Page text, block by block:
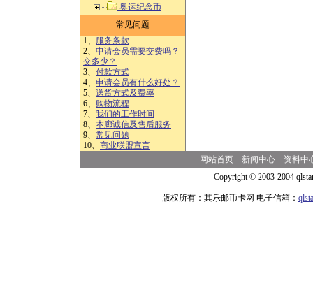
奥运纪念币
常见问题
1、 服务条款
2、 申请会员需要交费吗？
交多少？
3、 付款方式
4、 申请会员有什么好处？
5、 送货方式及费率
6、 购物流程
7、 我们的工作时间
8、 本廊诚信及售后服务
9、 常见问题
10、 商业联盟宣言
网站首页 新闻中心
资料中
Copyright © 2003-2004
版权所有：其乐邮币卡网 电子信箱：